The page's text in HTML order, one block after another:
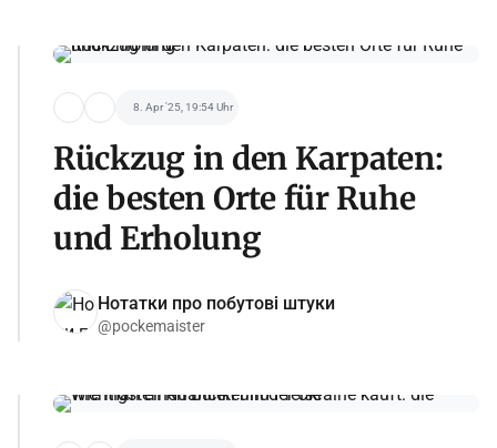
8. Apr '25, 19:54 Uhr
Rückzug in den Karpaten:
die besten Orte für Ruhe
und Erholung
Нотатки про побутові штуки
@pockemaister